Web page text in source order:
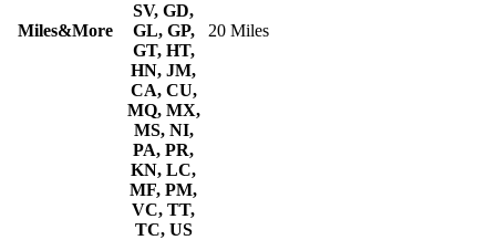
Miles&More
SV, GD,
GL, GP,
GT, HT,
HN, JM,
CA, CU,
MQ, MX,
MS, NI,
PA, PR,
KN, LC,
MF, PM,
VC, TT,
TC, US
20 Miles